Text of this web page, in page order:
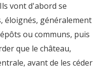
vont d'abord se
éloignés, généralement
ou communs, puis
que le château,
avant de les céder